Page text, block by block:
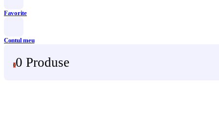
Favorite
Contul meu
00 Produse